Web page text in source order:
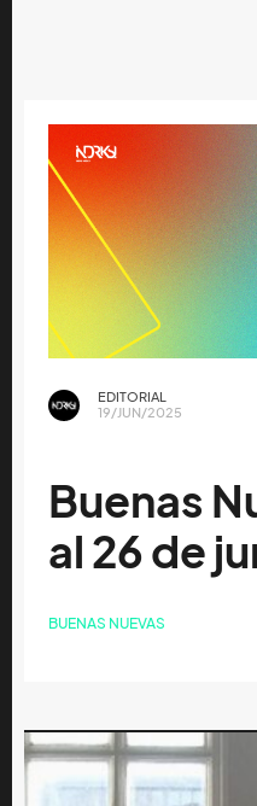
EDITORIAL
19/JUN/2025
Buenas
al 26 de
BUENAS NUEVAS